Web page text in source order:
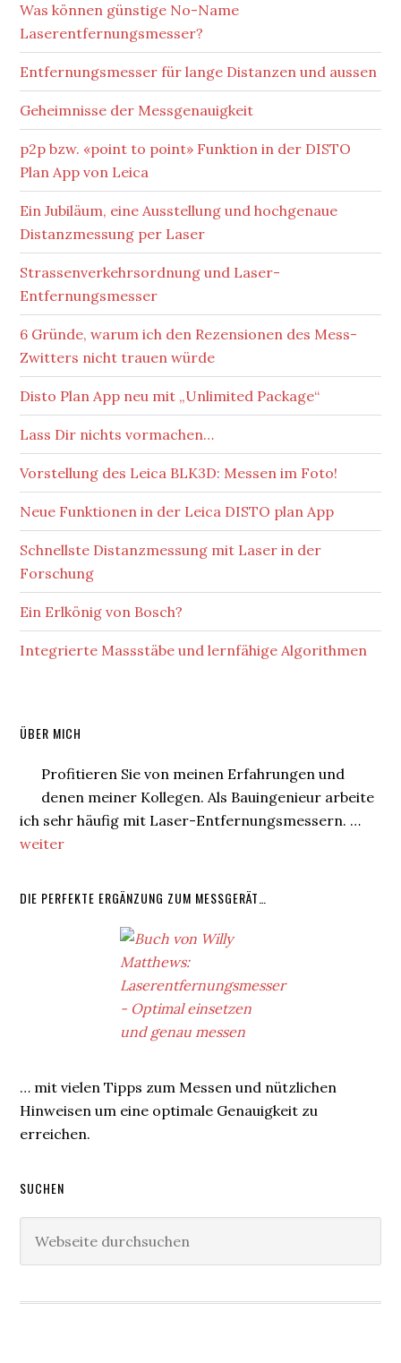
Was können günstige No-Name
Laserentfernungsmesser?
Entfernungsmesser für lange Distanzen und aussen
Geheimnisse der Messgenauigkeit
p2p bzw. «point to point» Funktion in der DISTO
Plan App von Leica
Ein Jubiläum, eine Ausstellung und hochgenaue
Distanzmessung per Laser
Strassenverkehrsordnung und Laser-
Entfernungsmesser
6 Gründe, warum ich den Rezensionen des Mess-
Zwitters nicht trauen würde
Disto Plan App neu mit „Unlimited Package“
Lass Dir nichts vormachen…
Vorstellung des Leica BLK3D: Messen im Foto!
Neue Funktionen in der Leica DISTO plan App
Schnellste Distanzmessung mit Laser in der
Forschung
Ein Erlkönig von Bosch?
Integrierte Massstäbe und lernfähige Algorithmen
Zweite
Seitenspalte
ÜBER MICH
Profitieren Sie von meinen Erfahrungen und
denen meiner Kollegen. Als Bauingenieur arbeite
ich sehr häufig mit Laser-Entfernungsmessern. …
weiterÜberÜber
DIE PERFEKTE ERGÄNZUNG ZUM MESSGERÄT…
… mit vielen Tipps zum Messen und nützlichen
Hinweisen um eine optimale Genauigkeit zu
erreichen.
SUCHEN
durchsuchen